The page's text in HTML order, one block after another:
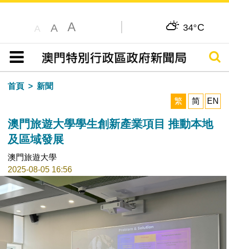
A A A 34°C
目錄
搜尋
首頁
新聞
繁
简 EN
澳門旅遊大學學生創新產業項目 推動本地
及區域發展
澳門旅遊大學
2025-08-05 16:56